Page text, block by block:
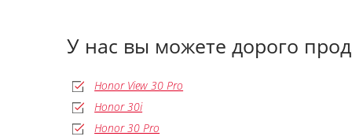
У нас вы можете дорого
Honor View 30 Pro
Honor 30i
Honor 30 Pro